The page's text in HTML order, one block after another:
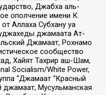
Джабха аль-
ополчение имени К.
Аллаха Субхану уа
джамаата Ат-
Джамаат, Рохнамо
сообщество
Хайят Тахрир аш-Шам,
Socialism/White Power,
“Джамаат “Красный
джамаат, Мусульманская